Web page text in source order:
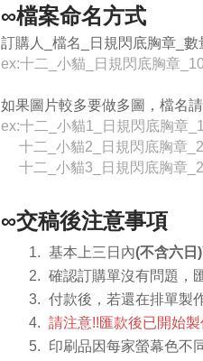
∞檔案命名方式
訂購人_檔名_日規閃底胸章_
ex:十二_小貓_日規 閃底胸章
如果圖片較多要做多圖，檔名
ex:十二_小貓1_日規閃底胸章
十二_小貓2_日規閃底胸章
十二_小貓3_日規閃底胸章
∞交稿後注意事項
基本上三日內(不含六日)
確認訂購單沒有問題，
付款後，若還在排單製
請注意!!匯款後已開始
印刷品因每家螢幕色不